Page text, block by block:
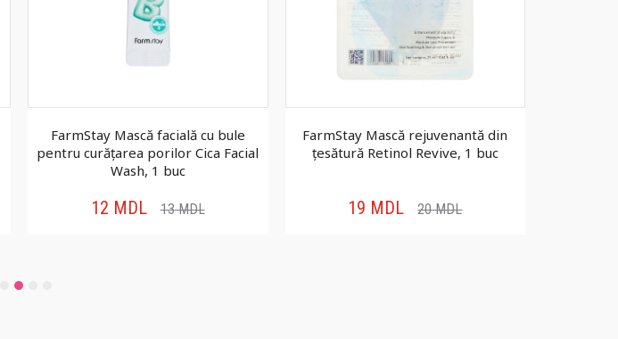
FarmStay Mască facială cu bule
pentru curățarea porilor Cica Facial
Wash, 1 buc
12 MDL 13MDL
FarmStay Mască rejuvenantă din
țesătură Retinol Revive, 1 buc
19 MDL 20MDL